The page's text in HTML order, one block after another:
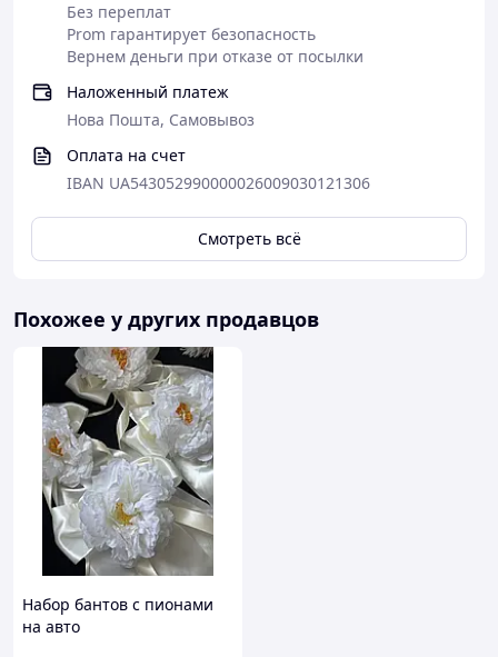
Без переплат
Prom гарантирует безопасность
Вернем деньги при отказе от посылки
Наложенный платеж
Нова Пошта, Самовывоз
Оплата на счет
IBAN UA543052990000026009030121306
Смотреть всё
Похожее у других продавцов
Набор бантов с пионами
на авто